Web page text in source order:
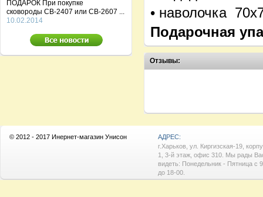
• наволочка
Подарочная
Отзывы:
ПОДАРОК При покупке
сковороды СВ-2407 или СВ-2607 ...
10.02.2014
© 2012 - 2017 Инернет-магазин Унисон
АДРЕС:
г.Харьков, ул. Киргизская-19,
1, 3-й этаж, офис 310. Мы рады
видеть: Понедельник - Пятница с
до 18-00.